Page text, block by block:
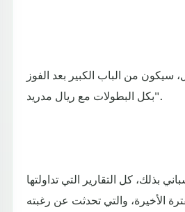
من الباب الكبير بعد الفوز
بكل البطولات مع ريال مدريد".
بذلك، كل التقارير التي تداولتها
الأخيرة، والتي تحدثت عن رغبته